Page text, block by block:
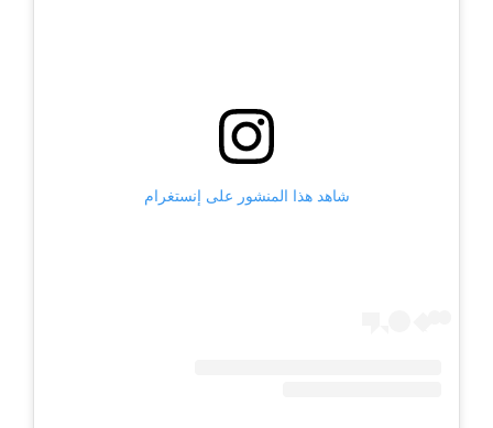
شاهد هذا المنشور على إنستغرام